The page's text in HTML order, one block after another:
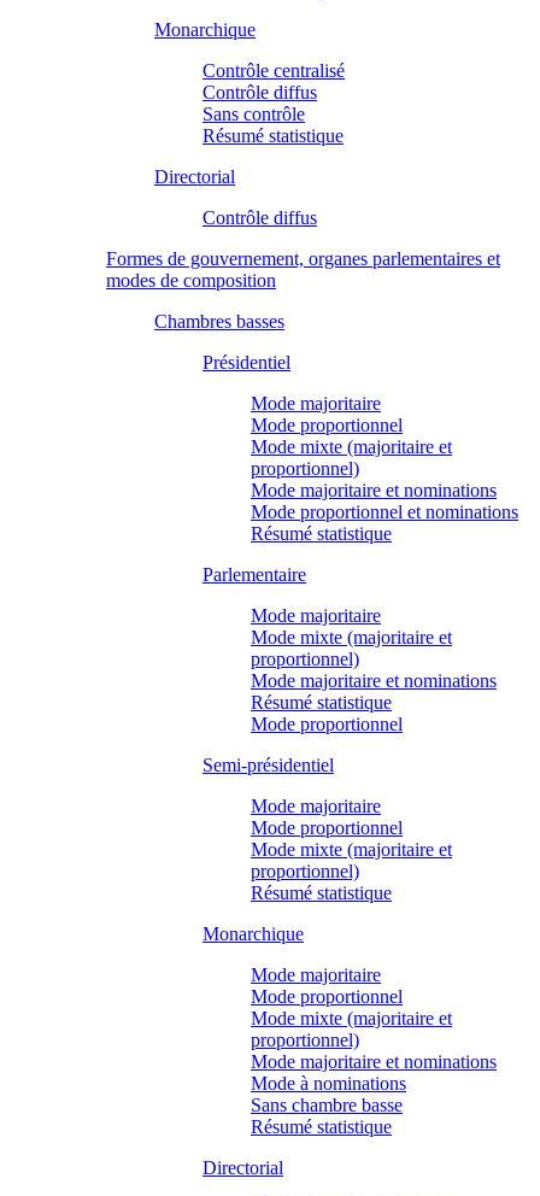
Monarchique
Contrôle centralisé
Contrôle diffus
Sans contrôle
Résumé statistique
Directorial
Contrôle diffus
Formes de gouvernement, organes parlementaires et
modes de composition
Chambres basses
Présidentiel
Mode majoritaire
Mode proportionnel
Mode mixte (majoritaire et
proportionnel)
Mode majoritaire et nominations
Mode proportionnel et nominations
Résumé statistique
Parlementaire
Mode majoritaire
Mode mixte (majoritaire et
proportionnel)
Mode majoritaire et nominations
Résumé statistique
Mode proportionnel
Semi-présidentiel
Mode majoritaire
Mode proportionnel
Mode mixte (majoritaire et
proportionnel)
Résumé statistique
Monarchique
Mode majoritaire
Mode proportionnel
Mode mixte (majoritaire et
proportionnel)
Mode majoritaire et nominations
Mode à nominations
Sans chambre basse
Résumé statistique
Directorial